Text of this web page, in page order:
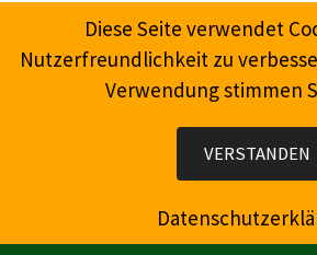
Inhalt
Wein, Champagner, Prosecco,
Diese Seite verwendet
Nutzerfreundlichkeit zu
Verwendung stimmen
VERSTANDEN